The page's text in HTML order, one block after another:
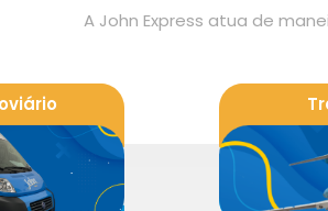
A John Express atua de